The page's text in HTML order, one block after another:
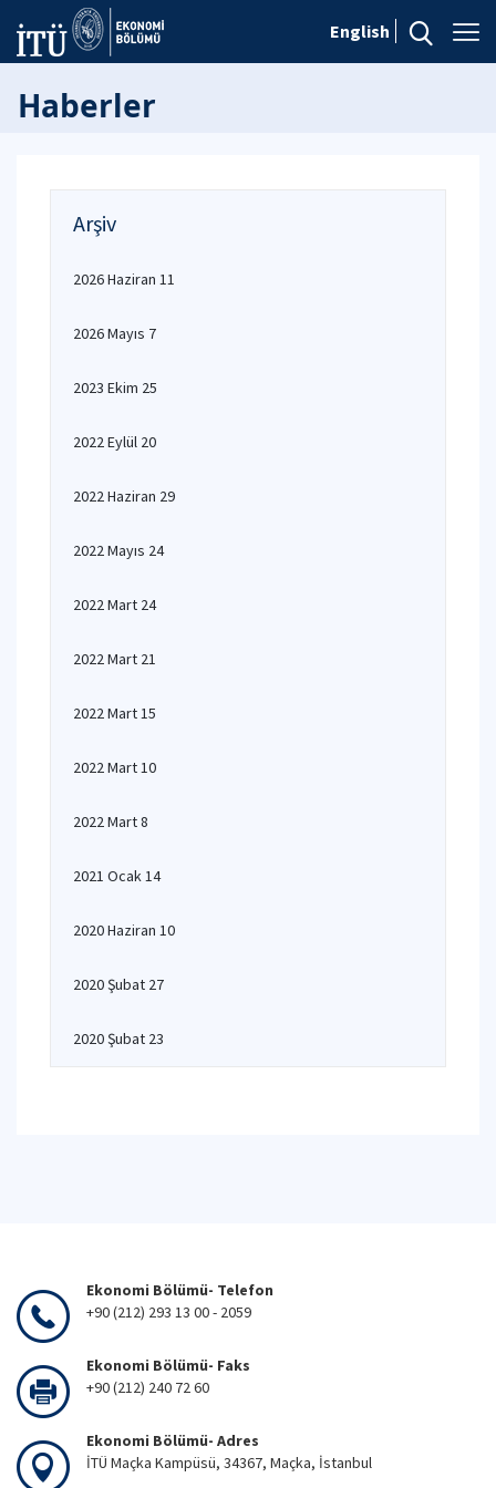
English
Haberler
Arşiv
2026 Haziran 11
2026 Mayıs 7
2023 Ekim 25
2022 Eylül 20
2022 Haziran 29
2022 Mayıs 24
2022 Mart 24
2022 Mart 21
2022 Mart 15
2022 Mart 10
2022 Mart 8
2021 Ocak 14
2020 Haziran 10
2020 Şubat 27
2020 Şubat 23
Ekonomi Bölümü- Telefon
+90 (212) 293 13 00 - 2059
Ekonomi Bölümü- Faks
+90 (212) 240 72 60
Ekonomi Bölümü- Adres
İTÜ Maçka Kampüsü, 34367, Maçka, İstanbul